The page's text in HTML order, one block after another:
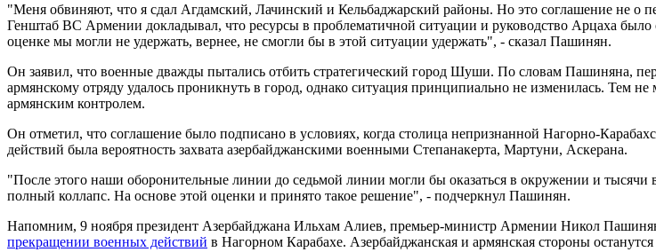
"Меня обвиняют, что я сдал Агдамский, Лачинский и Кельбаджарский районы. Но это соглашение не о
Генштаб ВС Армении докладывал, что ресурсы в проблематичной ситуации и руководство Арцаха
оценке мы могли не удержать, вернее, не смогли бы в этой ситуации удержать", - сказал Пашинян.
Он заявил, что военные дважды пытались отбить стратегический город Шуши. По словам Пашиняна,
армянскому отряду удалось проникнуть в город, однако ситуация принципиально не изменилась. Тем
армянским контролем.
Он отметил, что соглашение было подписано в условиях, когда столица непризнанной Нагорно-
действий была вероятность захвата азербайджанскими военными Степанакерта, Мартуни, Аскерана.
"После этого наши оборонительные линии до седьмой линии могли бы оказаться в окружении и
полный коллапс. На основе этой оценки и принято такое решение", - подчеркнул Пашинян.
Напомним, 9 ноября президент Азербайджана Ильхам Алиев, премьер-министр Армении Никол
прекращении военных действий в Нагорном Карабахе. Азербайджанская и армянская стороны